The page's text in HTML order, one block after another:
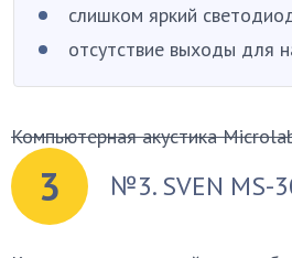
слишком яркий
отсутствие выходы для
Компьютерная акустика
3 №3. SVEN MS-